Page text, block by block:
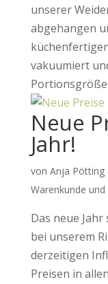
unserer
abgehangen
vakuumiert
Neue
Jahr!
von Anja Pötting
Warenkunde und
Das neue
bei unserem
derzeitigen
Preisen in